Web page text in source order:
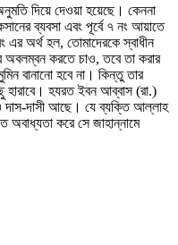
দিয়ে দেওয়া হয়েছে। কেননা
ব্যবসা এবং পূর্বে ৭ নং আয়াতে
অর্থ হল, তোমাদেরকে স্বাধীন
করতে চাও, তবে তা করার
বানানো হবে না। কিন্তু তার
হারাবে। হযরত ইবন আব্বাস (রা.)
দাস-দাসী আছে। যে ব্যক্তি আল্লাহ
করে সে জাহান্নামে